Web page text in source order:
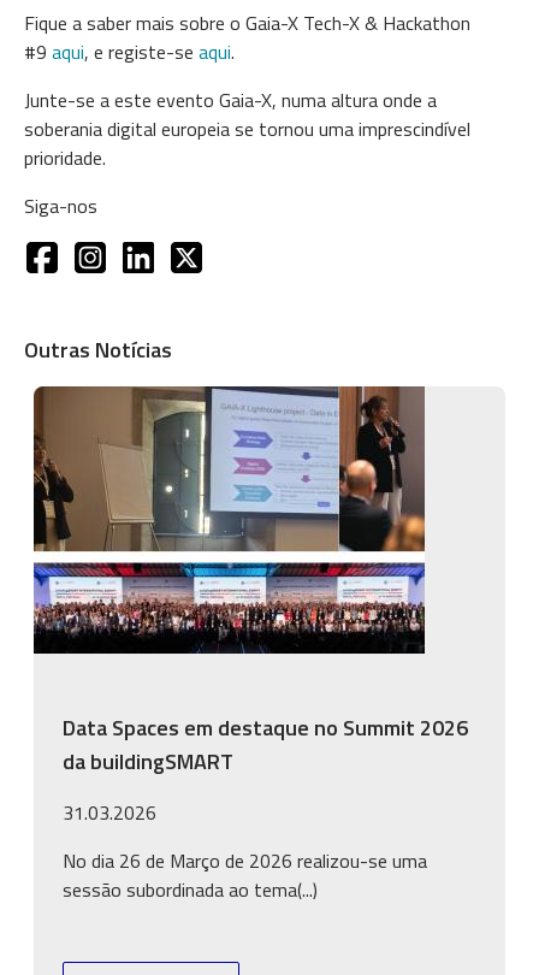
Fique a saber mais sobre o Gaia-X Tech-X & Hackathon
#9 aqui, e registe-se aqui.
Junte-se a este evento Gaia-X, numa altura onde a
soberania digital europeia se tornou uma imprescindível
prioridade.
Siga-nos
Outras Notícias
Imagem
Data Spaces em destaque no Summit 2026
da buildingSMART
31.03.2026
No dia 26 de Março de 2026 realizou-se uma
sessão subordinada ao tema(...)